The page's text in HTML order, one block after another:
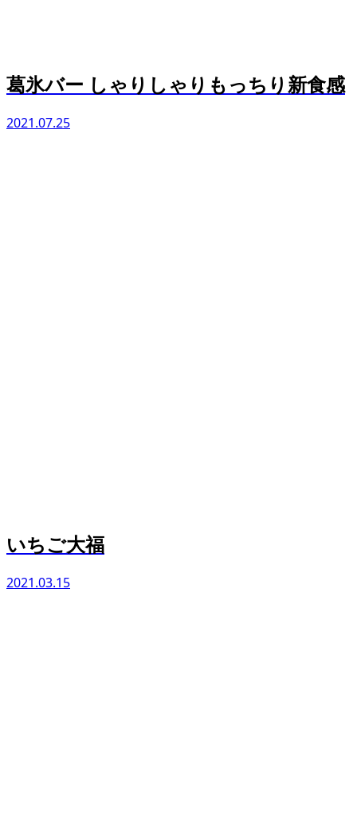
葛氷バー しゃりしゃりもっちり新食感
2021.07.25
いちご大福
2021.03.15